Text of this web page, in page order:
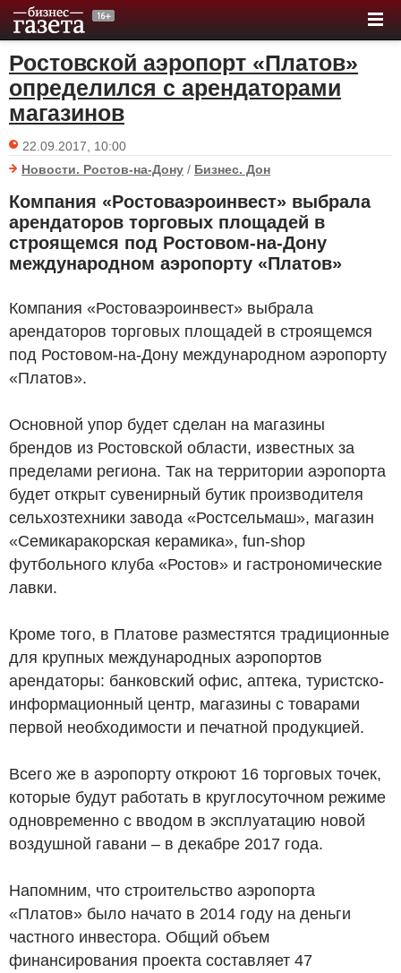
Ростовской аэропорт «Платов»
определился с арендаторами
магазинов
22.09.2017, 10:00
Новости. Ростов-на-Дону / Бизнес. Дон
Компания «Ростоваэроинвест» выбрала
арендаторов торговых площадей в
строящемся под Ростовом-на-Дону
международном аэропорту «Платов»
Компания «Ростоваэроинвест» выбрала
арендаторов торговых площадей в строящемся
под Ростовом-на-Дону международном аэропорту
«Платов».
Основной упор будет сделан на магазины
брендов из Ростовской области, известных за
пределами региона. Так на территории аэропорта
будет открыт сувенирный бутик производителя
сельхозтехники завода «Ростсельмаш», магазин
«Семикаракорская керамика», fun-shop
футбольного клуба «Ростов» и гастрономические
лавки.
Кроме того, в Платове разместятся традиционные
для крупных международных аэропортов
арендаторы: банковский офис, аптека, туристско-
информационный центр, магазины с товарами
первой необходимости и печатной продукцией.
Всего же в аэропорту откроют 16 торговых точек,
которые будут работать в круглосуточном режиме
одновременно с вводом в эксплуатацию новой
воздушной гавани – в декабре 2017 года.
Напомним, что строительство аэропорта
«Платов» было начато в 2014 году на деньги
частного инвестора. Общий объем
финансирования проекта составляет 47